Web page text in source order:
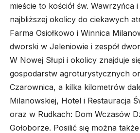
mieście to kościół św. Wawrzyńca
najbliższej okolicy do ciekawych
Farma Osiołkowo i Winnica
dworski w Jeleniowie i zespół
W Nowej Słupi i okolicy znajduje
gospodarstw agroturystycznych
Czarownica, a kilka kilometrów
Milanowskiej, Hotel i Restauracja
oraz w Rudkach: Dom Wczasów
Gołoborze. Posilić się można